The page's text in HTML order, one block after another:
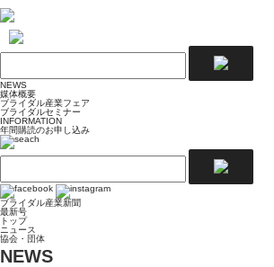
NEWS
媒体概要
ブライダル産業フェア
ブライダルセミナー
INFORMATION
年間購読のお申し込み
ブライダル産業新聞
最新号
トップ
ニュース
協会・団体
NEWS